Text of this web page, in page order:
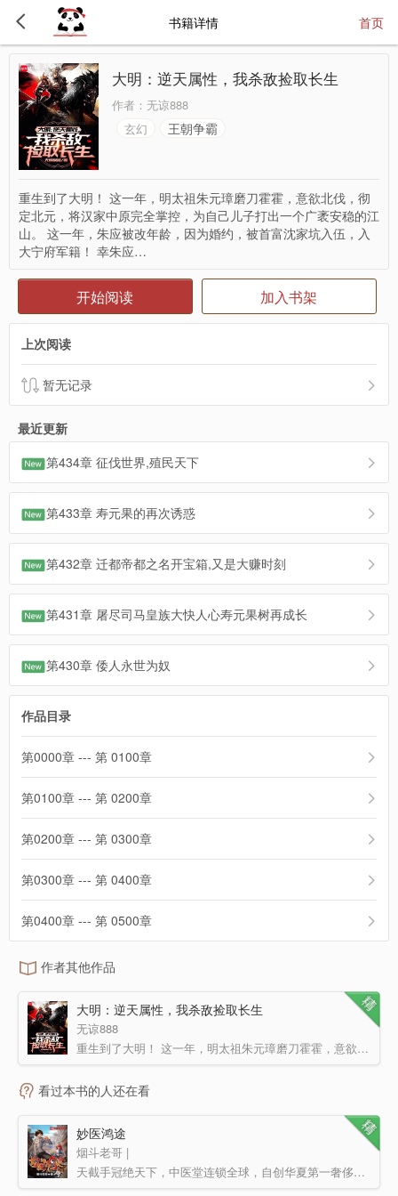
书籍详情 首页
大明：逆天属性，我杀敌捡取长生
作者： 无谅888
玄幻
王朝争霸
重生到了大明！ 这一年，明太祖朱元璋磨刀霍霍，意欲北伐，彻
定北元，将汉家中原完全掌控，为自己儿子打出一个广袤安稳的江
山。 这一年，朱应被改年龄，因为婚约，被首富沈家坑入伍，入
大宁府军籍！ 幸朱应…
开始阅读 加入书架
上次阅读
暂无记录
最近更新
第434章 征伐世界,殖民天下
第433章 寿元果的再次诱惑
第432章 迁都帝都之名开宝箱,又是大赚时刻
第431章 屠尽司马皇族大快人心寿元果树再成长
第430章 倭人永世为奴
作品目录
第0000章 --- 第 0100章
第0100章 --- 第 0200章
第0200章 --- 第 0300章
第0300章 --- 第 0400章
第0400章 --- 第 0500章
作者其他作品
大明：逆天属性，我杀敌捡取长生
无谅888
重生到了大明！ 这一年，明太祖朱元璋磨刀霍霍，意欲北伐，彻定北元，将汉家中原完全掌控，为自己儿子打…
看过本书的人还在看
妙医鸿途
烟斗老哥 |
天截手冠绝天下，中医堂连锁全球，自创华夏第一奢侈品牌；岐黄基金扶弱，万亩大山藏宝……爱人妻、慕少妇、…